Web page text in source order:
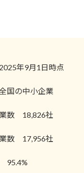
年9月1日時点
国の中小企業
数 18,826社
数 17,956社
95.4%